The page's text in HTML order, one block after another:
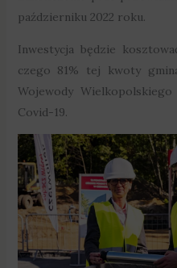
październiku 2022 roku.
Inwestycja będzie
czego 81% tej kwoty
Wojewody
Covid-19.